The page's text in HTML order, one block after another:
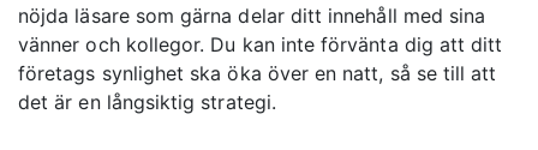
nöjda läsare som gärna delar ditt innehåll med sina
vänner och kollegor. Du kan inte förvänta dig att ditt
företags synlighet ska öka över en natt, så se till att
det är en långsiktig strategi.